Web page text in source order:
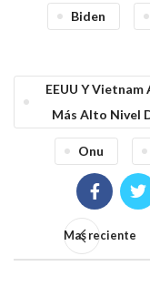
Biden
EEUU Y
Más Alto Nivel
Onu
Mas reciente